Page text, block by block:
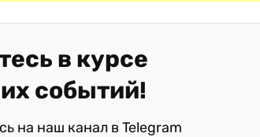
в курсе
событий!
на наш канал в Telegram